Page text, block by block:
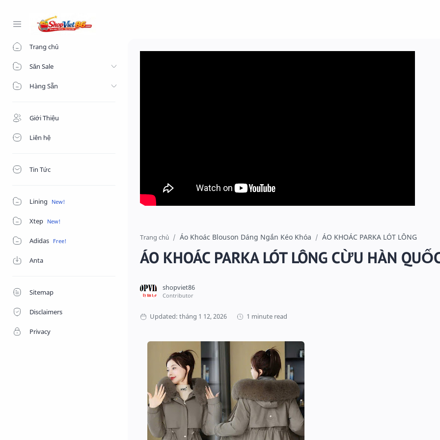
Trang chủ
Săn Sale
Hàng Sẵn
Giới Thiệu
Liên hệ
Tin Tức
Lining
Xtep
Adidas
Anta
Sitemap
Disclaimers
Privacy
Trang chủ Áo Khoác Blouson Dáng Ngắn Kéo Khóa ÁO KHOÁC PARKA LÓT LÔNG
ÁO KHOÁC PARKA LÓT LÔNG CỪU HÀN
1 minute read